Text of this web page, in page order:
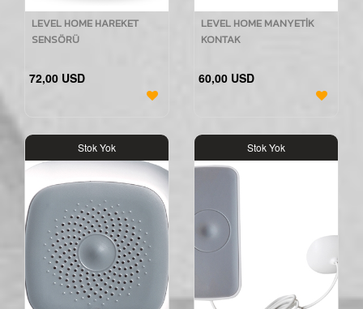
LEVEL HOME HAREKET
SENSÖRÜ
72,00 USD
LEVEL HOME MANYETİK
KONTAK
60,00 USD
Stok Yok Stok Yok